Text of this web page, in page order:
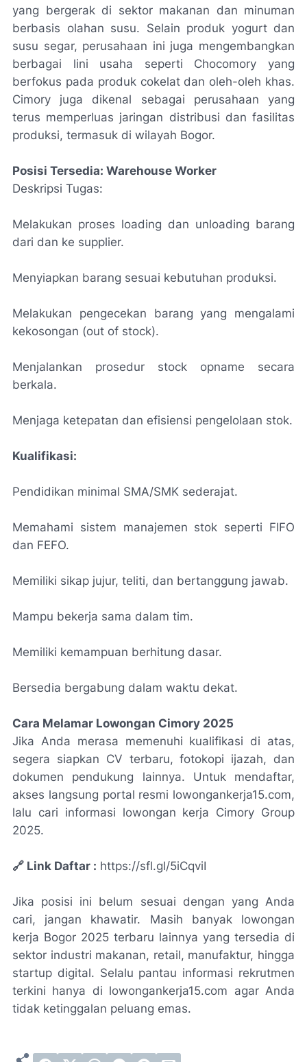
yang bergerak di sektor makanan dan minuman
berbasis olahan susu. Selain produk yogurt dan
susu segar, perusahaan ini juga mengembangkan
berbagai lini usaha seperti Chocomory yang
berfokus pada produk cokelat dan oleh-oleh khas.
Cimory juga dikenal sebagai perusahaan yang
terus memperluas jaringan distribusi dan fasilitas
produksi, termasuk di wilayah Bogor.
Posisi Tersedia: Warehouse Worker
Deskripsi Tugas:
Melakukan proses loading dan unloading barang
dari dan ke supplier.
Menyiapkan barang sesuai kebutuhan produksi.
Melakukan pengecekan barang yang mengalami
kekosongan (out of stock).
Menjalankan prosedur stock opname secara
berkala.
Menjaga ketepatan dan efisiensi pengelolaan stok.
Kualifikasi:
Pendidikan minimal SMA/SMK sederajat.
Memahami sistem manajemen stok seperti FIFO
dan FEFO.
Memiliki sikap jujur, teliti, dan bertanggung jawab.
Mampu bekerja sama dalam tim.
Memiliki kemampuan berhitung dasar.
Bersedia bergabung dalam waktu dekat.
Cara Melamar Lowongan Cimory 2025
Jika Anda merasa memenuhi kualifikasi di atas,
segera siapkan CV terbaru, fotokopi ijazah, dan
dokumen pendukung lainnya. Untuk mendaftar,
akses langsung portal resmi lowongankerja15.com,
lalu cari informasi lowongan kerja Cimory Group
2025.
🔗 Link Daftar : https://sfl.gl/5iCqviI
Jika posisi ini belum sesuai dengan yang Anda
cari, jangan khawatir. Masih banyak lowongan
kerja Bogor 2025 terbaru lainnya yang tersedia di
sektor industri makanan, retail, manufaktur, hingga
startup digital. Selalu pantau informasi rekrutmen
terkini hanya di lowongankerja15.com agar Anda
tidak ketinggalan peluang emas.